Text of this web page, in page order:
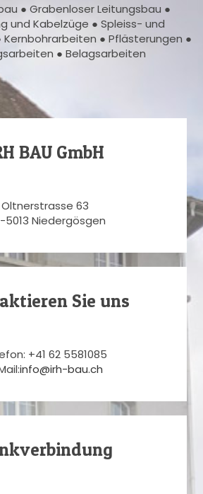
● Grabenloser Leitungsbau ●
und Kabelzüge ● Spleiss- und
● Pflästerungen ●
● Belagsarbeiten
BAU GmbH
Oltnerstrasse 63
5013 Niedergösgen
Sie uns
+41 62 5581085
info@irh-bau.ch